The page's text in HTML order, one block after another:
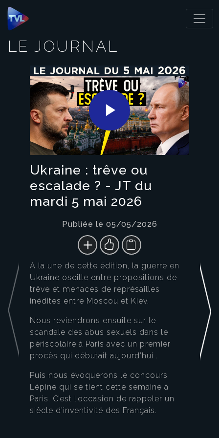
Panneau de gestion des cookies
LE JOURNAL
Play
Video
Ukraine : trêve ou
escalade ? - JT du
mardi 5 mai 2026
Publiée le 05/05/2026
A la une de cette édition, la guerre en
Ukraine oscille entre propositions de
trêve et menaces de représailles
inédites entre Moscou et Kiev.
Nous reviendrons ensuite sur le
scandale des abus sexuels dans le
périscolaire à Paris avec un premier
procès qui débutait aujourd’hui .
Puis nous évoquerons le concours
Lépine qui se tient cette semaine à
Paris. C’est l’occasion de rappeler un
siècle d’inventivité des Français.